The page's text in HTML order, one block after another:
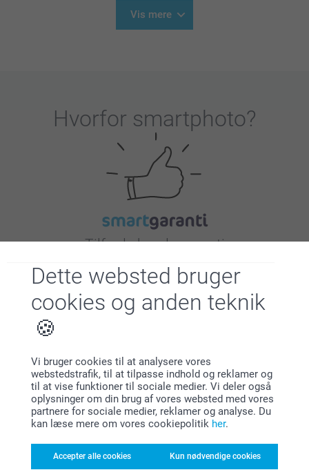
Dette websted bruger
cookies og anden teknik
Vi bruger cookies til at analysere vores
webstedstrafik, til at tilpasse indhold og reklamer og
til at vise funktioner til sociale medier. Vi deler også
oplysninger om din brug af vores websted med vores
partnere for sociale medier, reklamer og analyse. Du
kan læse mere om vores cookiepolitik her.
Accepter alle cookies Kun nødvendige cookies
Vis mere
Hvorfor smartphoto?
Tilfreds kunde garanti
Bonus på alle dine køb